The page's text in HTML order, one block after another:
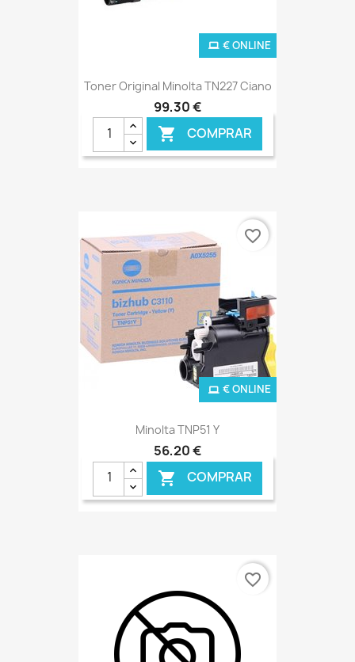
Toner Original Minolta TN227 Ciano
99,30 €
 COMPRAR
€ ONLINE
Minolta TNP51 Y
56,20 €
 COMPRAR
€ ONLINE
favorite_border
favorite_border